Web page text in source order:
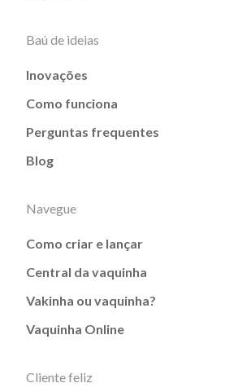
Baú de ideias
Inovações
Como funciona
Perguntas frequentes
Blog
Navegue
Como criar e lançar
Central da vaquinha
Vakinha ou vaquinha?
Vaquinha Online
Cliente feliz